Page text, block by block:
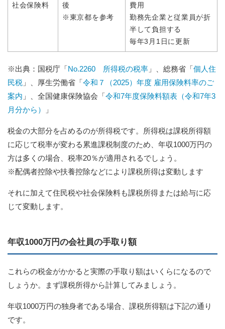
社会保険料
後
※東京都を参考
費用
勤務先企業と従業員が折
半して負担する
毎年3月1日に更新
※出典：国税庁「No.2260 所得税の税率 」、総務省「個人住
民税 」、厚生労働省「令和７（2025）年度 雇用保険料率のご
案内 」、全国健康保険協会「令和7年度保険料額表（令和7年3
月分から）
」
税金の大部分を占めるのが所得税です。所得税は課税所得額
に応じて税率が変わる累進課税制度のため、年収1000万円の
方は多くの場合、税率20％が適用されるでしょう。
※配偶者控除や扶養控除などにより課税所得は変動します
それに加えて住民税や社会保険料も課税所得または給与に応
じて変動します。
年収1000万円の会社員の手取り額
これらの税金がかかると実際の手取り額はいくらになるので
しょうか。まず課税所得から計算してみましょう。
年収1000万円の独身者である場合、課税所得額は下記の通り
です。